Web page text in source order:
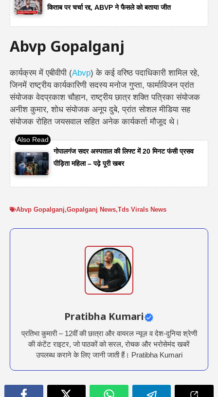
किताब पर चर्चा रद्द, ABVP ने फैसले को बताया जीत
Abvp Gopalganj
कार्यक्रम में एबीवीपी (Abvp) के कई वरिष्ठ पदाधिकारी शामिल रहे,
जिनमें राष्ट्रीय कार्यकारिणी सदस्य मनोज गुप्ता, फार्माविजन प्रांत
संयोजक वेदप्रकाश चौहान, राष्ट्रीय छात्र शक्ति पत्रिका संयोजक
अनीश कुमार, शोध संयोजक अनूप दुबे, प्रांत सोशल मीडिया सह
संयोजक रोहित जयसवाल सहित अनेक कार्यकर्ता मौजूद थे।
गोपालगंज सदर अस्पताल की लिफ्ट में 20 मिनट फंसी प्रसव
पीड़िता महिला – पढ़े पूरी खबर
Abvp Gopalganj,Gopalganj News,Tds Virals News
Pratibha Kumari
प्रतिभा कुमारी – 12वीं की छात्रा और वायरल न्यूज़ व देश-दुनिया श्रेणी
की कंटेंट राइटर, जो पाठकों को सरल, रोचक और भरोसेमंद खबरें
उपलब्ध कराने के लिए जानी जाती हैं। Pratibha Kumari